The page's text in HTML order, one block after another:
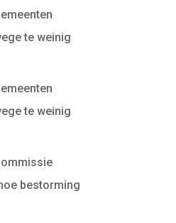
te weinig
te weinig
bestorming